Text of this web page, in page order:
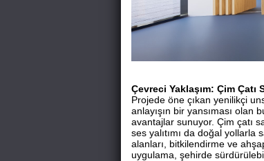
Çevreci Yaklaşım: Çim Çatı
Projede öne çıkan yenilikçi
anlayışın bir yansıması
avantajlar sunuyor. Çim çatı
ses yalıtımı da doğal yollarla
alanları, bitkilendirme ve
uygulama, şehirde